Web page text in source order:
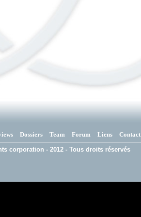
Dossiers Team Forum Liens Contact
corporation - 2012 - Tous droits réservés